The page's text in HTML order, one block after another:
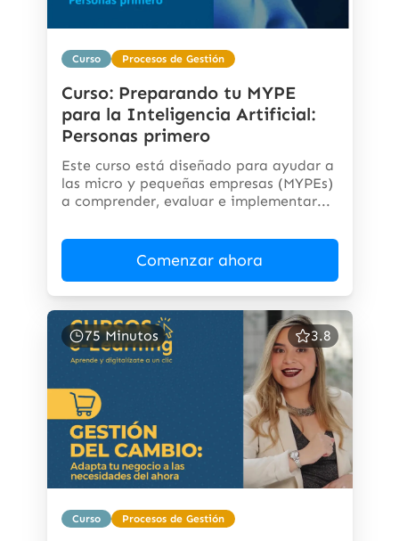
Curso Procesos de Gestión
Curso: Preparando tu MYPE
para la Inteligencia Artificial:
Personas primero
Este curso está diseñado para ayudar a
las micro y pequeñas empresas (MYPEs)
a comprender, evaluar e implementar...
Comenzar ahora
75 Minutos 3.8
Curso Procesos de Gestión